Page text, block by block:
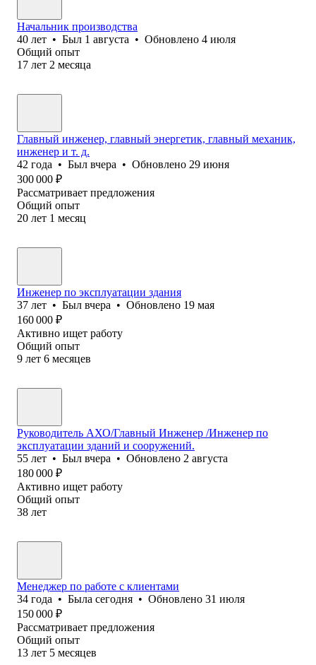
Начальник производства
40 лет • Был 1 августа • Обновлено 4 июля
Общий опыт
17 лет 2 месяца
Главный инженер, главный энергетик, главный механик,
инженер и т. д.
42 года • Был вчера • Обновлено 29 июня
300 000 ₽
Рассматривает предложения
Общий опыт
20 лет 1 месяц
Инженер по эксплуатации здания
37 лет • Был вчера • Обновлено 19 мая
160 000 ₽
Активно ищет работу
Общий опыт
9 лет 6 месяцев
Руководитель АХО/Главный Инженер /Инженер по
эксплуатации зданий и сооружений.
55 лет • Был вчера • Обновлено 2 августа
180 000 ₽
Активно ищет работу
Общий опыт
38 лет
Менеджер по работе с клиентами
34 года • Была сегодня • Обновлено 31 июля
150 000 ₽
Рассматривает предложения
Общий опыт
13 лет 5 месяцев